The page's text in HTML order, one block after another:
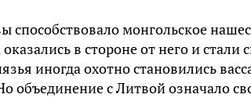
монгольское
в стороне от него и
иногда охотно становились
объединение с Литвой означало